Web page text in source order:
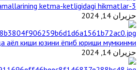
3-Suhbat | Haj amallarining ketma-ketligidagi hikmatlar
حزيران 14, 2024
аёл киши юзини ёпиб юриши мумкинми ?
حزيران 14, 2024